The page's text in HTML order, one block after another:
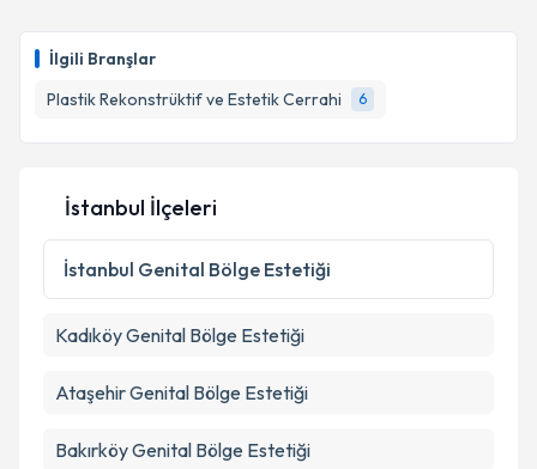
İlgili Branşlar
Plastik Rekonstrüktif ve Estetik Cerrahi
6
takvim hazırlandığında e-posta ile bilgilendireceğiz.
Kişisel verilerimin işlenmesine ilişkinAydınlatma
Metni
'ni okudum ve kişisel verilerimin belirtilen
kapsamda işlenmesini kabul ediyorum.
İstanbul İlçeleri
İstanbul Genital Bölge Estetiği
KadıköyGenital Bölge Estetiği
AtaşehirGenital Bölge Estetiği
BakırköyGenital Bölge Estetiği